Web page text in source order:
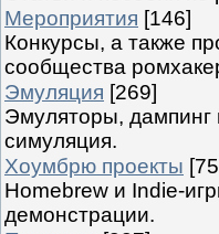
Мероприятия [146]
Конкурсы, а также
сообщества
Эмуляция [269]
Эмуляторы, дампинг
симуляция.
Хоумбрю проекты
Homebrew и Indie-
демонстрации.